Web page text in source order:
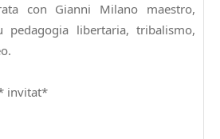
con Gianni Milano maestro,
pedagogia libertaria, tribalismo,
invitat*